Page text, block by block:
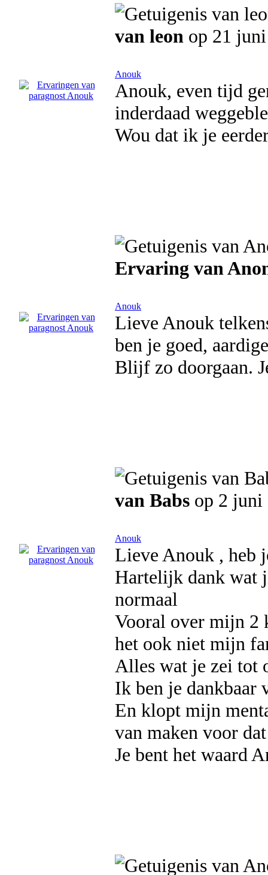
van leon op 21
Anouk
Anouk, even tijd
inderdaad
Wou dat ik je
Ervaring van
Anouk
Lieve Anouk
ben je goed,
Blijf zo doorgaan.
van Babs op 2 juni
Anouk
Lieve Anouk , heb
Hartelijk dank wat
normaal
Vooral over mijn 2
het ook niet mijn
Alles wat je zei tot
Ik ben je dankbaar
En klopt mijn
van maken voor
Je bent het waard